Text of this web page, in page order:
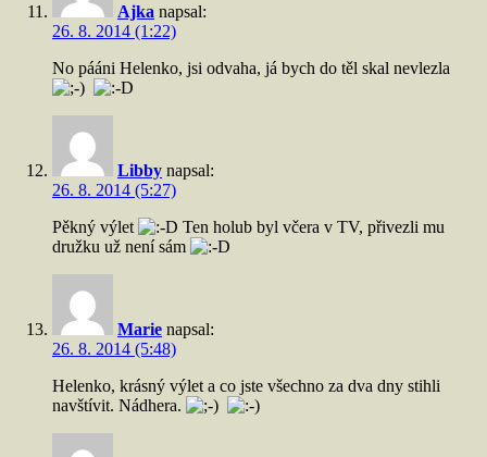
Ajka napsal:
26. 8. 2014 (1:22)
No pááni Helenko, jsi odvaha, já bych do těl skal nevlezla
Libby napsal:
26. 8. 2014 (5:27)
Pěkný výlet
Ten holub byl včera v TV, přivezli mu
družku už není sám
Marie napsal:
26. 8. 2014 (5:48)
Helenko, krásný výlet a co jste všechno za dva dny stihli
navštívit. Nádhera.